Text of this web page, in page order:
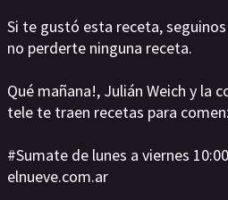
Si te gustó esta receta,
no perderte ninguna receta.
Qué mañana!, Julián Weich y la
tele te traen recetas para
#Sumate de lunes a viernes
elnueve.com.ar